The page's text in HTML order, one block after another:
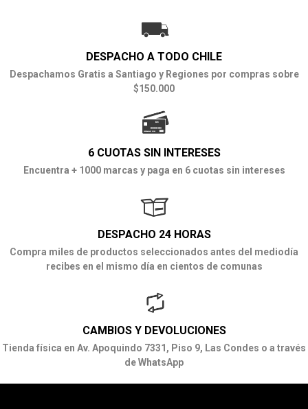
DESPACHO A TODO CHILE
Despachamos Gratis a Santiago y Regiones por compras sobre
$150.000
6 CUOTAS SIN INTERESES
Encuentra + 1000 marcas y paga en 6 cuotas sin intereses
DESPACHO 24 HORAS
Compra miles de productos seleccionados antes del mediodía
recibes en el mismo día en cientos de comunas
CAMBIOS Y DEVOLUCIONES
Tienda física en Av. Apoquindo 7331, Piso 9, Las Condes o a través
de WhatsApp